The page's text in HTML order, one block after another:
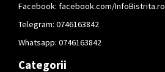
Facebook: facebook.com/InfoBistrita.ro
Telegram: 0746163842
Whatsapp: 0746163842
Categorii